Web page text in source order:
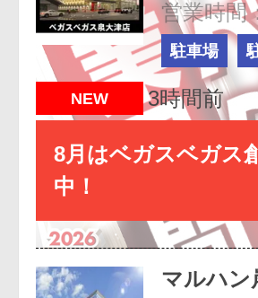
営業時間
駐車場
NEW 3時間前
8月はベガスベガス
中！
マルハン